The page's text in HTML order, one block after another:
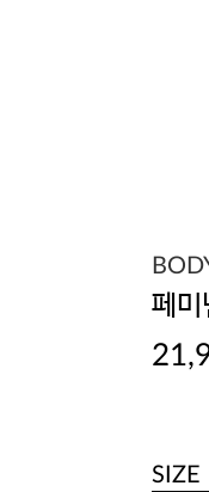
페미
SIZE